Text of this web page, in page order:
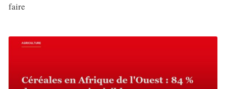
faire